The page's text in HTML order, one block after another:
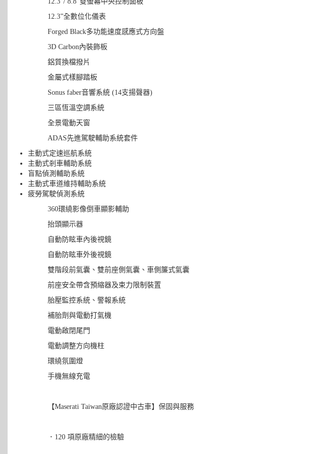
12.3”全數位化儀表
Forged Black多功能速度感應式方向盤
3D Carbon內裝飾板
鋁質換檔撥片
金屬式樣腳踏板
Sonus faber音響系統 (14支揚聲器)
三區恆溫空調系統
全景電動天窗
ADAS先進駕駛輔助系統套件
主動式定速巡航系統
主動式剎車輔助系統
盲點偵測輔助系統
主動式車道維持輔助系統
疲勞駕駛偵測系統
360環繞影像倒車顯影輔助
抬頭顯示器
自動防眩車內後視鏡
自動防眩車外後視鏡
雙階段前氣囊、雙前座側氣囊、車側簾式氣囊
前座安全帶含預縮器及束力限制裝置
胎壓監控系統、警報系統
補胎劑與電動打氣機
電動啟閉尾門
電動調整方向機柱
環繞氛圍燈
手機無線充電
【Maserati Taiwan原廠認證中古車】保固與服務
．120 項原廠精細的檢驗